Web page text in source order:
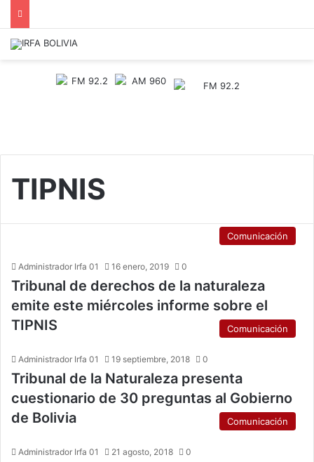
TIPNIS
Comunicación
Administrador Irfa 01 16 enero, 2019 0
Tribunal de derechos de la naturaleza
emite este miércoles informe sobre el
TIPNIS
Comunicación
Administrador Irfa 01 19 septiembre, 2018 0
Tribunal de la Naturaleza presenta
cuestionario de 30 preguntas al Gobierno
de Bolivia
Comunicación
Administrador Irfa 01 21 agosto, 2018 0